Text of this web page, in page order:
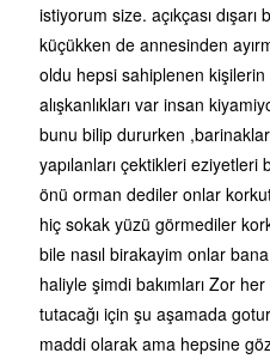
istiyorum size. açıkçası
küçükken de annesinden
oldu hepsi sahiplenen
alışkanlıkları var insan
bunu bilip dururken
yapılanları çektikleri
önü orman dediler onlar
hiç sokak yüzü görmediler
bile nasıl birakayim onlar
haliyle şimdi bakımları Zor
tutacağı için şu aşamada
maddi olarak ama hepsine